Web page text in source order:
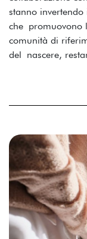
stanno
che promuovono
comunità di
del nascere,